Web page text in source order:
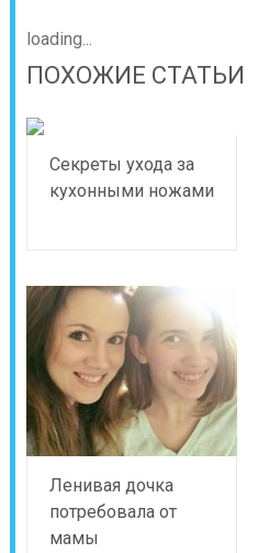
loading...
ПОХОЖИЕ СТАТЬИ
Секреты ухода за
кухонными ножами
Ленивая дочка
потребовала от
мамы